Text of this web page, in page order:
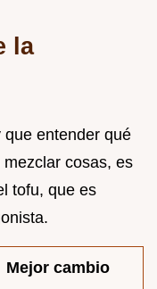
la
entender qué
cosas, es
tofu, que es
Mejor cambio